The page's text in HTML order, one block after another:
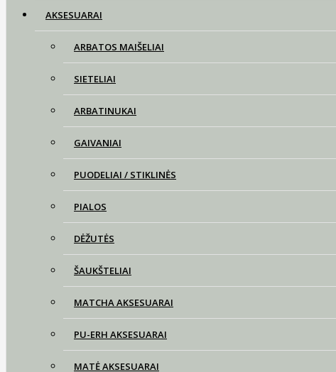
AKSESUARAI
ARBATOS MAIŠELIAI
SIETELIAI
ARBATINUKAI
GAIVANIAI
PUODELIAI / STIKLINĖS
PIALOS
DĖŽUTĖS
ŠAUKŠTELIAI
MATCHA AKSESUARAI
PU-ERH AKSESUARAI
MATĖ AKSESUARAI